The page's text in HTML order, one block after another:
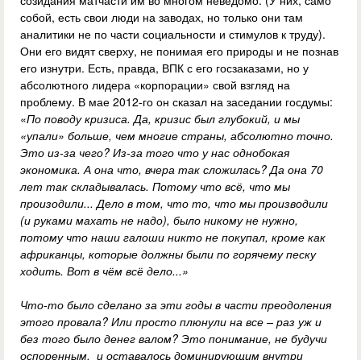
собой, есть свои люди на заводах, но только они там
аналитики не по части социальности и стимулов к труду).
Они его видят сверху, не понимая его природы и не познав
его изнутри. Есть, правда, ВПК с его госзаказами, но у
абсолютного лидера «корпорации» свой взгляд на
проблему. В мае 2012-го он сказал на заседании госдумы:
«По поводу кризиса. Да, кризис был глубокий, и мы
«упали» больше, чем многие страны, абсолютно точно.
Это из-за чего? Из-за того что у нас однобокая
экономика. А она что, вчера так сложилась? Да она 70
лет так складывалась. Потому что всё, что мы
произодили... Дело в том, что то, что мы производили
(и руками махать не надо), было никому не нужно,
потому что наши галоши никто не покупал, кроме как
африканцы, которые должны были по горячему песку
ходить. Вот в чём всё дело...»
Что-то было сделано за эти годы в части преодоления
этого провала? Или просто плюнули на все – раз уж и
без того было денег валом? Это понимание, не будучи
оспоренным, и оставалось доминирующим внутри